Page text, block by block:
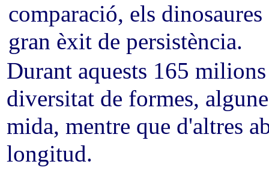
comparació, els
gran èxit de persistència.
Durant aquests 165
diversitat de formes,
mida, mentre que d'altres
longitud.